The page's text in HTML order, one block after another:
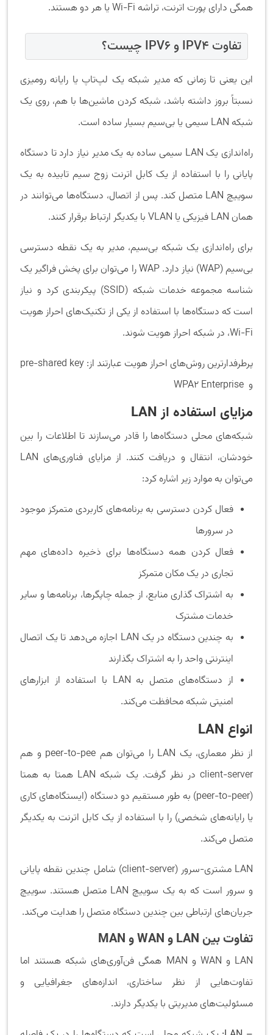
همگی دارای پورت اترنت، تراشه Wi-Fi یا هر دو هستند.
تفاوت IPV4 و IPV6 چیست؟
این یعنی تا زمانی که مدیر شبکه یک لپ‌تاپ یا رایانه رومیزی
نسبتاً بروز داشته باشد، شبکه کردن ماشین‌ها با هم، روی یک
شبکه LAN سیمی یا بی‌سیم بسیار ساده است.
راه‌اندازی یک LAN سیمی ساده به یک مدیر نیاز دارد تا دستگاه
پایانی را با استفاده از یک کابل اترنت زوج سیم تابیده به یک
سوییچ LAN متصل کند. پس از اتصال، دستگاه‌ها می‌توانند در
همان LAN فیزیکی یا VLAN با یکدیگر ارتباط برقرار کنند.
برای راه‌اندازی یک شبکه بی‌سیم، مدیر به یک نقطه دسترسی
بی‌سیم (WAP) نیاز دارد. WAP را می‌توان برای پخش فراگیر یک
شناسه مجموعه خدمات شبکه (SSID) پیکربندی کرد و نیاز
است که دستگاه‌ها با استفاده از یکی از تکنیک‌های احراز هویت
Wi-Fi، در شبکه احراز هویت شوند.
پرطرفدارترین روش‌های احراز هویت عبارتند از: pre-shared key
و WPA2 Enterprise
مزایای استفاده ازLAN
شبکه‌های محلی دستگاه‌ها را قادر می‌سازند تا اطلاعات را بین
خودشان، انتقال و دریافت کنند. از مزایای فناوری‌های LAN
می‌توان به موارد زیر اشاره کرد:
فعال کردن دسترسی به برنامه‌های کاربردی متمرکز موجود
در سرورها
فعال کردن همه دستگاه‌ها برای ذخیره داده‌های مهم
تجاری در یک مکان متمرکز
به اشتراک گذاری منابع، از جمله چاپگرها، برنامه‌ها و سایر
خدمات مشترک
به چندین دستگاه در یک LAN اجازه می‌دهد تا یک اتصال
اینترنتی واحد را به اشتراک بگذارند
از دستگاه‌های متصل به LAN با استفاده از ابزارهای
امنیتی شبکه محافظت می‌کند.
انواع LAN
از نظر معماری، یک LAN را می‌توان هم peer-to-pee و هم
client-server در نظر گرفت. یک شبکه LAN همتا به همتا
(peer-to-peer) به طور مستقیم دو دستگاه (ایستگاه‌های کاری
یا رایانه‌های شخصی) را با استفاده از یک کابل اترنت به یکدیگر
متصل می‌کند.
LAN مشتری-سرور (client-server) شامل چندین نقطه پایانی
و سرور است که به یک سوییچ LAN متصل هستند. سوییچ
جریان‌های ارتباطی بین چندین دستگاه متصل را هدایت می‌کند.
تفاوت بین LAN و WANوMAN
LAN و WAN و MAN همگی فن‌آوری‌های شبکه هستند اما
تفاوت‌هایی از نظر ساختاری، اندازه‌های جغرافیایی و
مسئولیت‌های مدیریتی با یکدیگر دارند.